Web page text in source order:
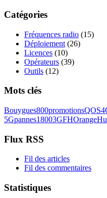
Catégories
Fréquences radio (15)
Déploiement (26)
Licences (10)
Opérateurs (39)
Outils (12)
Mots clés
Bouygues800promotionsQOS
5Gpannes18003GFHOrange
Flux RSS
Fil des articles
Fil des commentaires
Statistiques